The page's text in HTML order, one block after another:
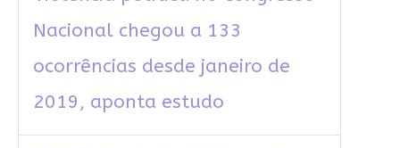
Nacional chegou a 133
ocorrências desde janeiro de
2019, aponta estudo